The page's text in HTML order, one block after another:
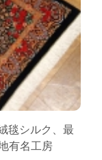
毯シルク、最
有名工房